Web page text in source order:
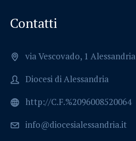
Contatti
via Vescovado, 1 Alessandria
Diocesi di Alessandria
http://C.F.%2096008520064
info@diocesialessandria.it